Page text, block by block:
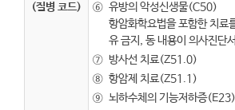
(질병 코드)
⑥ 유방의 악성신생물(C50)
항암화학요법을 포함한 치료
유 금지, 동 내용이 의사진단
⑦ 방사선 치료(Z51.0)
⑧ 항암제 치료(Z51.1)
⑨ 뇌하수체의 기능저하증(E23)